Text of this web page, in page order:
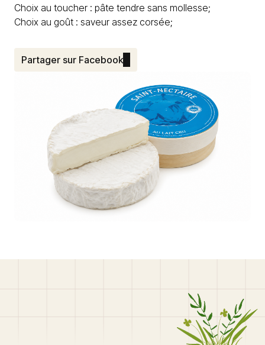
Choix au toucher : pâte tendre sans mollesse;
Choix au goût : saveur assez corsée;
Partager sur Facebook